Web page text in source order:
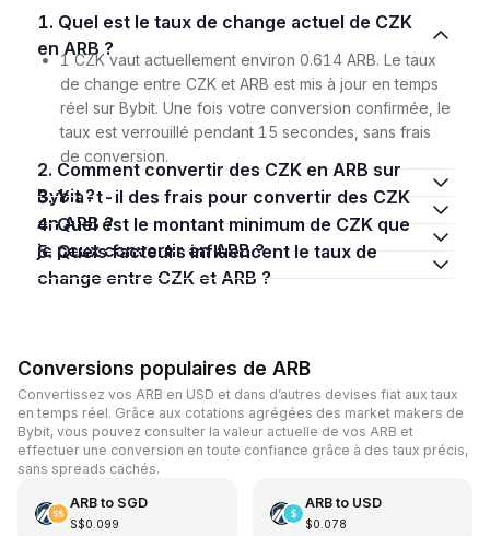
1. Quel est le taux de change actuel de CZK
en ARB ?
1 CZK vaut actuellement environ 0.614 ARB. Le taux
de change entre CZK et ARB est mis à jour en temps
réel sur Bybit. Une fois votre conversion confirmée, le
taux est verrouillé pendant 15 secondes, sans frais
de conversion.
2. Comment convertir des CZK en ARB sur
Bybit ?
3. Y a-t-il des frais pour convertir des CZK
en ARB ?
4. Quel est le montant minimum de CZK que
je peux convertir en ARB ?
5. Quels facteurs influencent le taux de
change entre CZK et ARB ?
Conversions populaires de ARB
Convertissez vos ARB en USD et dans d’autres devises fiat aux taux
en temps réel. Grâce aux cotations agrégées des market makers de
Bybit, vous pouvez consulter la valeur actuelle de vos ARB et
effectuer une conversion en toute confiance grâce à des taux précis,
sans spreads cachés.
ARBto SGD
S$0.099
ARBto USD
$0.078